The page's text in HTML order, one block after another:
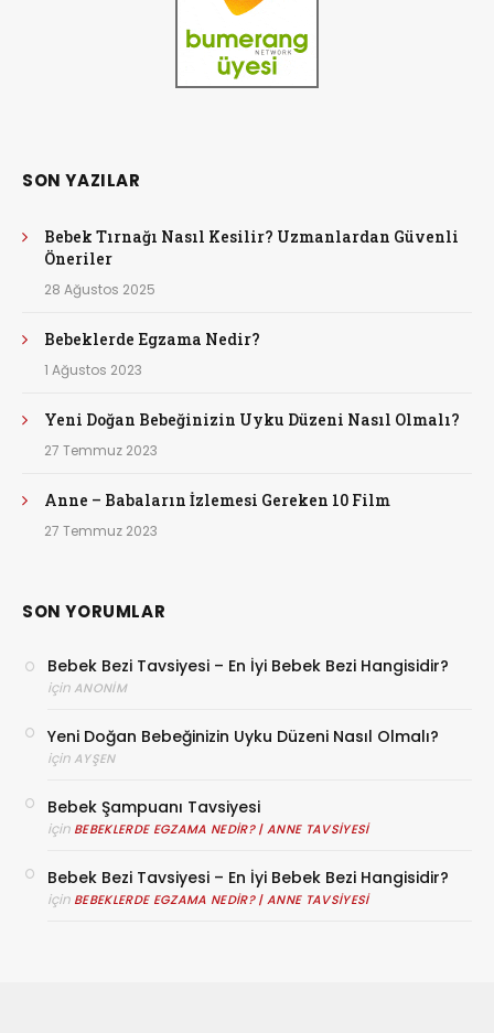
SON YAZILAR
Bebek Tırnağı Nasıl Kesilir? Uzmanlardan Güvenli
Öneriler
28 Ağustos 2025
Bebeklerde Egzama Nedir?
1 Ağustos 2023
Yeni Doğan Bebeğinizin Uyku Düzeni Nasıl Olmalı?
27 Temmuz 2023
Anne – Babaların İzlemesi Gereken 10 Film
27 Temmuz 2023
SON YORUMLAR
Bebek Bezi Tavsiyesi – En İyi Bebek Bezi Hangisidir?
için ANONIM
Yeni Doğan Bebeğinizin Uyku Düzeni Nasıl Olmalı?
için AYŞEN
Bebek Şampuanı Tavsiyesi
için BEBEKLERDE EGZAMA NEDIR? | ANNE TAVSIYESI
Bebek Bezi Tavsiyesi – En İyi Bebek Bezi Hangisidir?
için BEBEKLERDE EGZAMA NEDIR? | ANNE TAVSIYESI